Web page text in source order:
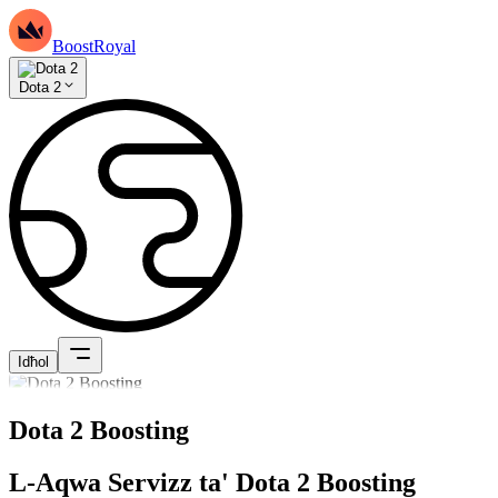
BoostRoyal
Dota 2
Idħol
Dota 2 Boosting
L-Aqwa Servizz ta' Dota 2 Boosting